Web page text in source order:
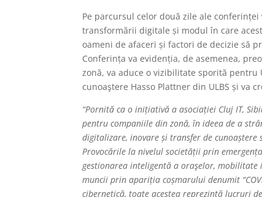
Pe parcursul celor două zile ale
transformării digitale și modul în care
oameni de afaceri și factori de decizie să
Conferința va evidenția, de asemenea,
zonă, va aduce o vizibilitate sporită
cunoaştere Hasso Plattner din ULBS și va
“Pornită ca o inițiativă a asociației Cluj IT,
pentru companiile din zonă, în ideea de a
digitalizare, inovare și transfer de
Provocările la nivelul societății prin
gestionarea inteligentă a oraşelor,
muncii prin apariția coșmarului denumit
cibernetică, toate acestea reprezintă lucruri